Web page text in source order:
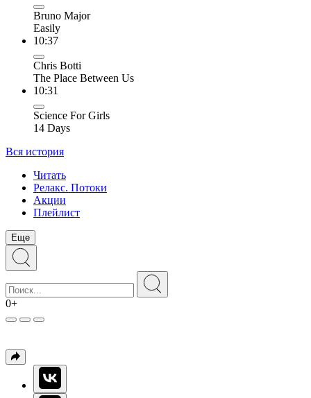
Bruno Major
Easily
10:37
Chris Botti
The Place Between Us
10:31
Science For Girls
14 Days
Вся история
Читать
Релакс. Потоки
Акции
Плейлист
Еще
0+